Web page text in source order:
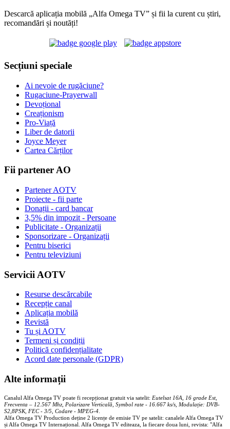
Descarcă aplicația mobilă „Alfa Omega TV” și fii la curent cu știri,
recomandări și noutăți!
Secțiuni speciale
Ai nevoie de rugăciune?
Rugaciune-Prayerwall
Devoțional
Creaționism
Pro-Viață
Liber de datorii
Joyce Meyer
Cartea Cărților
Fii partener AO
Partener AOTV
Proiecte - fii parte
Donații - card bancar
3,5% din impozit - Persoane
Publicitate - Organizații
Sponsorizare - Organizații
Pentru biserici
Pentru televiziuni
Servicii AOTV
Resurse descărcabile
Recepție canal
Aplicația mobilă
Revistă
Tu și AOTV
Termeni și condiții
Politică confidențialitate
Acord date personale (GDPR)
Alte informații
Canalul Alfa Omega TV poate fi recepționat gratuit via satelit: Eutelsat 16A, 16 grade Est,
Frecventa – 12.567 Mhz, Polarizare Verticală, Symbol rate - 16.667 ks/s, Modulație: DVB-
S2,8PSK, FEC - 3/5, Codare - MPEG-4
Alfa Omega TV Production deține 2 licențe de emisie TV pe satelit: canalele Alfa Omega TV
și Alfa Omega TV Internațional. Alfa Omega TV editeaza, la fiecare doua luni, revista: "Alfa